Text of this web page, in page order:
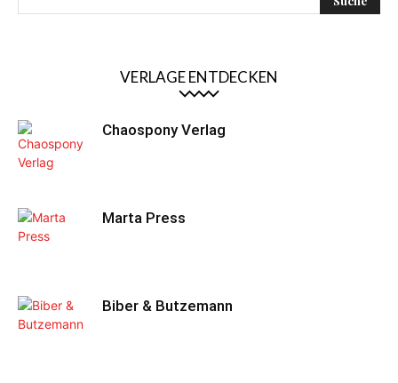
VERLAGE ENTDECKEN
Chaospony Verlag
Marta Press
Biber & Butzemann